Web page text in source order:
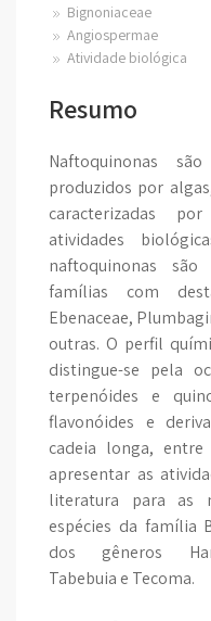
Bignoniaceae
Angiospermae
Atividade biológica
Resumo
Naftoquinonas
produzidos por
caracterizadas
atividades
naftoquinonas são
famílias com
Ebenaceae,
outras. O perfil
distingue-se pela
terpenóides e
flavonóides e
cadeia longa,
apresentar as
literatura para as
espécies da família
dos gêneros
Tabebuia e Tecoma.